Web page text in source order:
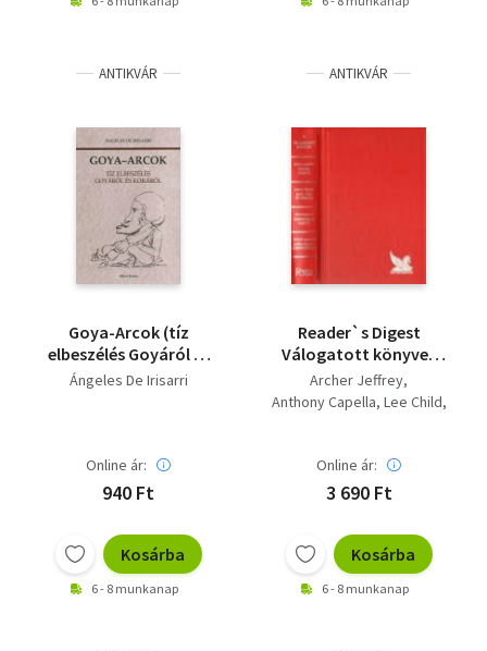
ANTIKVÁR
Goya-Arcok (tíz
elbeszélés Goyáról és
koráról)
Ángeles De Irisarri
Online ár:
940 Ft
Kosárba
6 - 8 munkanap
ANTIKVÁR
Reader`s Digest
Válogatott könyvek
(Kettős mérce, A kávé
sokféle aromája, Nincs
Archer Jeffrey
Anthony Capella Lee Child
Online ár:
3 690 Ft
Kosárba
6 - 8 munkanap